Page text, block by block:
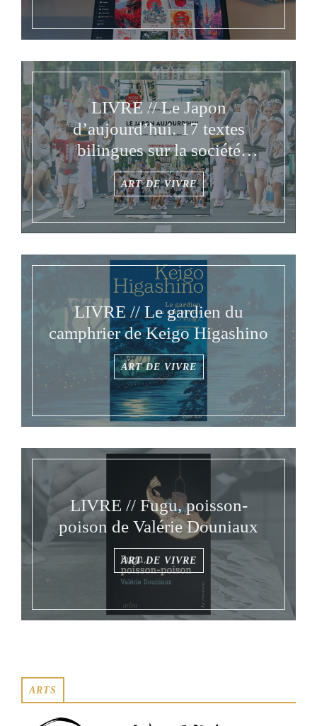
LIVRE // Le Japon
d’aujourd’hui. 17 textes
bilingues sur la société
japonaise de Eriko & Anna
Sato
ART DE VIVRE
LIVRE // Le gardien du
camphrier de Keigo Higashino
ART DE VIVRE
LIVRE // Fugu, poisson-
poison de Valérie Douniaux
ART DE VIVRE
ARTS